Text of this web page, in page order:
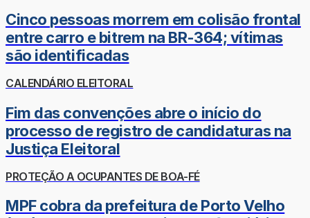
Cinco pessoas morrem em colisão frontal
entre carro e bitrem na BR-364; vítimas
são identificadas
CALENDÁRIO ELEITORAL
Fim das convenções abre o início do
processo de registro de candidaturas na
Justiça Eleitoral
PROTEÇÃO A OCUPANTES DE BOA-FÉ
MPF cobra da prefeitura de Porto Velho